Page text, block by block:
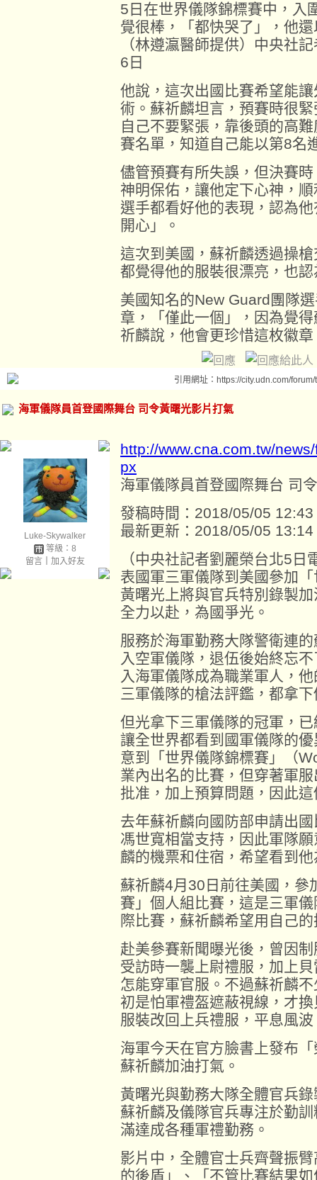
5日在世界儀隊錦標賽中，入
覺很棒，「都快哭了」，他
（林遵瀛醫師提供）中央社
6日
他說，這次出國比賽希望能
術。蘇祈麟坦言，預賽時很
自己不要緊張，靠後頭的高
賽名單，知道自己能以第8名
儘管預賽有所失誤，但決賽
神明保佑，讓他定下心神，
選手都看好他的表現，認為
開心」。
這次到美國，蘇祈麟透過操
都覺得他的服裝很漂亮，也
美國知名的New Guard團隊
章，「僅此一個」，因為覺
祈麟說，他會更珍惜這枚徽
引用網址：https://city.udn.com/
海軍儀隊員首登國際舞台 司令黃曙光影片打氣
Luke-Skywalker
等級：8
留言｜ 加入好友
http://www.cna.com.tw/
px
海軍儀隊員首登國際舞台 司
發稿時間：2018/05/05 12:43
最新更新：2018/05/05 13:14
（中央社記者劉麗榮台北5
表國軍三軍儀隊到美國參加
黃曙光上將與官兵特別錄製
全力以赴，為國爭光。
服務於海軍勤務大隊警衛連
入空軍儀隊，退伍後始終忘
入海軍儀隊成為職業軍人，
三軍儀隊的槍法評鑑，都拿
但光拿下三軍儀隊的冠軍，
讓全世界都看到國軍儀隊的
意到「世界儀隊錦標賽」（
業內出名的比賽，但穿著軍
批准，加上預算問題，因此
去年蘇祈麟向國防部申請出
馮世寬相當支持，因此軍隊
麟的機票和住宿，希望看到
蘇祈麟4月30日前往美國，參
賽」個人組比賽，這是三軍
際比賽，蘇祈麟希望用自己
赴美參賽新聞曝光後，曾因
受訪時一襲上尉禮服，加上
怎能穿軍官服。不過蘇祈麟
初是怕軍禮盔遮蔽視線，才
服裝改回上兵禮服，平息風波
海軍今天在官方臉書上發布
蘇祈麟加油打氣。
黃曙光與勤務大隊全體官兵
蘇祈麟及儀隊官兵專注於勤
滿達成各種軍禮勤務。
影片中，全體官士兵齊聲振
的後盾」、「不管比賽結果